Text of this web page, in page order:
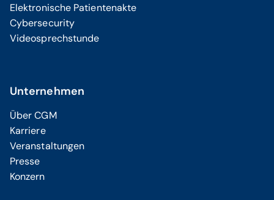
Elektronische Patientenakte
Cybersecurity
Videosprechstunde
Unternehmen
Über CGM
Karriere
Veranstaltungen
Presse
Konzern